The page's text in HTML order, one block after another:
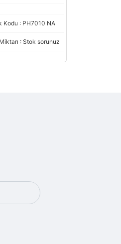
Kodu : PH7010 NA
: Stok sorunuz